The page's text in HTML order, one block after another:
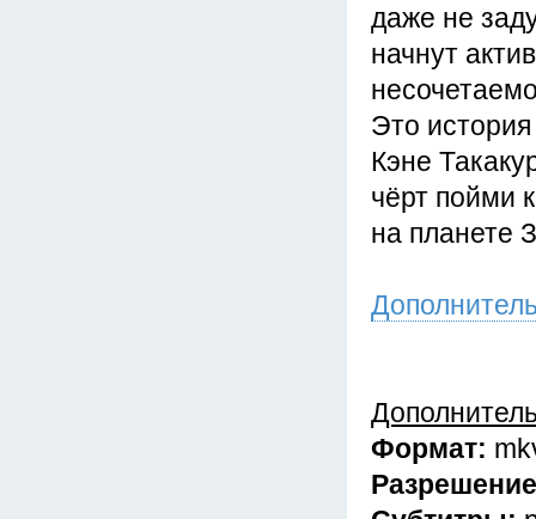
даже не
начнут
Это
Кэне
чёрт пойми
на планете
Формат: